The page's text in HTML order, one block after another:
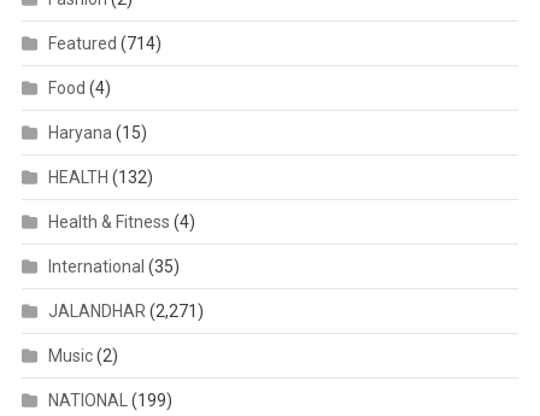
Featured (714)
Food (4)
Haryana (15)
HEALTH (132)
Health & Fitness (4)
International (35)
JALANDHAR (2,271)
Music(2)
NATIONAL (199)